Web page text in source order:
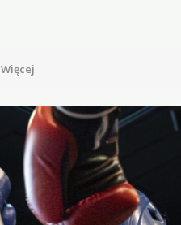
Więcej